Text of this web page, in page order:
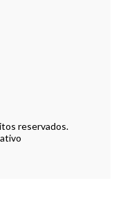
reservados.